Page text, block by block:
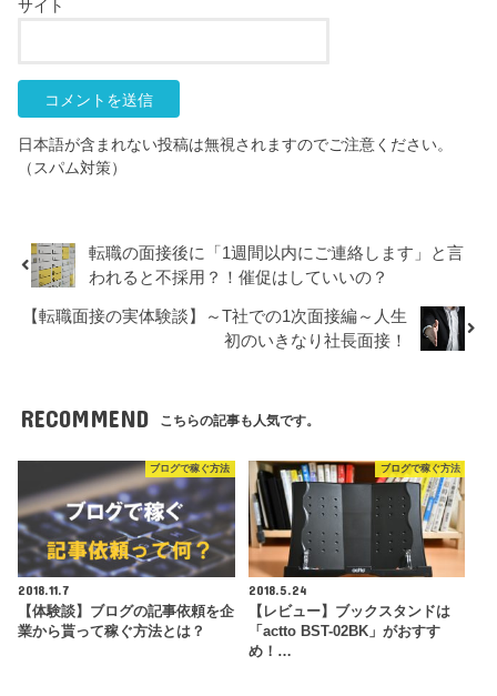
サイト
日本語が含まれない投稿は無視されますのでご注意ください。
（スパム対策）
転職の面接後に「1週間以内にご連絡します」と言
われると不採用？！催促はしていいの？
【転職面接の実体験談】～T社での1次面接編～人生
初のいきなり社長面接！
RECOMMEND こちらの記事も人気です。
ブログで稼ぐ方法
2018.11.7
【体験談】ブログの記事依頼を企
業から貰って稼ぐ方法とは？
ブログで稼ぐ方法
2018.5.24
【レビュー】ブックスタンドは
「actto BST-02BK」がおすす
め！…